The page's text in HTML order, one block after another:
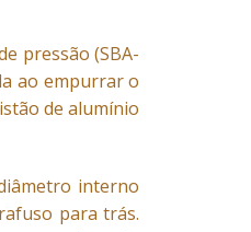
pressão (SBA-
ao empurrar o
de alumínio
interno
para trás.